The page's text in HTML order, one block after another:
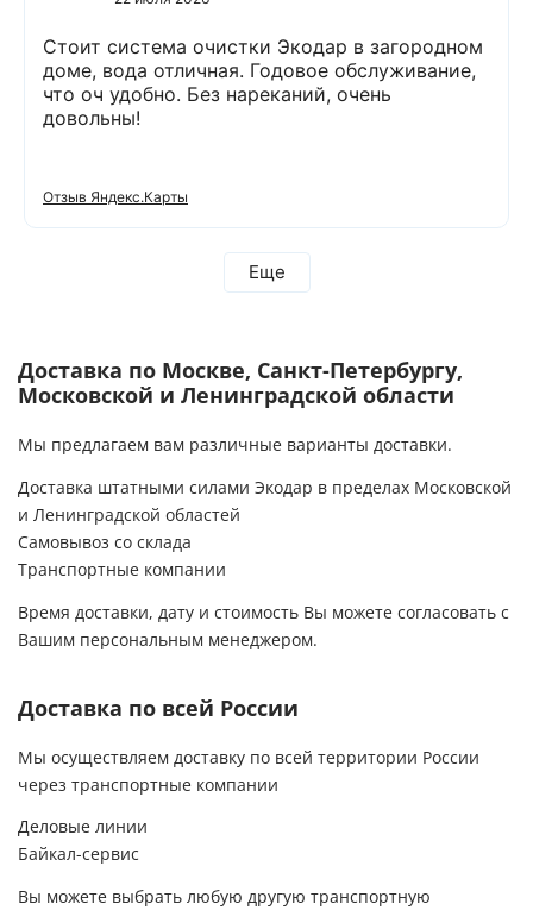
Стоит система очистки Экодар в загородном
доме, вода отличная. Годовое обслуживание,
что оч удобно. Без нареканий, очень
довольны!
Отзыв Яндекс.Карты
Еще
Доставка по Москве, Санкт-Петербургу,
Московской и Ленинградской области
Мы предлагаем вам различные варианты доставки.
Доставка штатными силами Экодар в пределах Московской
и Ленинградской областей
Самовывоз со склада
Транспортные компании
Время доставки, дату и стоимость Вы можете согласовать с
Вашим персональным менеджером.
Доставка по всей России
Мы осуществляем доставку по всей территории России
через транспортные компании
Деловые линии
Байкал-сервис
Вы можете выбрать любую другую транспортную